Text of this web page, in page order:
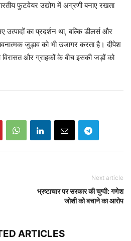
फुटवेयर उद्योग में अग्रणी बनाए रखता
का प्रदर्शन था, बल्कि डीलर्स और
जुड़ाव को भी उजागर करता है। दीपेश
और ग्राहकों के बीच इसकी जड़ों को
Next article
भ्रष्टाचार पर सरकार की चुप्पी: गणेश
जोशी को बचाने का आरोप
ARTICLES